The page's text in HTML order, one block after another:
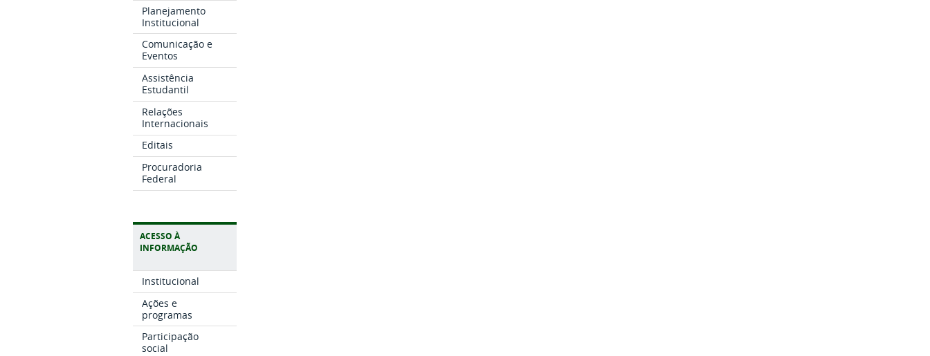
Planejamento
Institucional
Comunicação e
Eventos
Assistência
Estudantil
Relações
Internacionais
Editais
Procuradoria
Federal
ACESSO À
INFORMAÇÃO
Institucional
Ações e
programas
Participação
social